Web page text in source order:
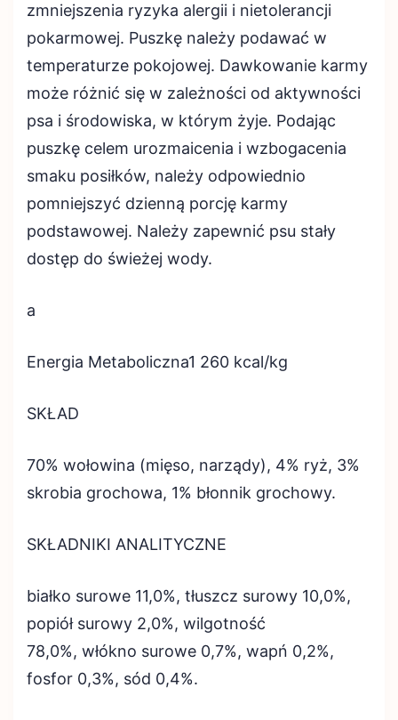
zmniejszenia ryzyka alergii i nietolerancji
pokarmowej. Puszkę należy podawać w
temperaturze pokojowej. Dawkowanie karmy
może różnić się w zależności od aktywności
psa i środowiska, w którym żyje. Podając
puszkę celem urozmaicenia i wzbogacenia
smaku posiłków, należy odpowiednio
pomniejszyć dzienną porcję karmy
podstawowej. Należy zapewnić psu stały
dostęp do świeżej wody.
a
Energia Metaboliczna1 260 kcal/kg
SKŁAD
70% wołowina (mięso, narządy), 4% ryż, 3%
skrobia grochowa, 1% błonnik grochowy.
SKŁADNIKI ANALITYCZNE
białko surowe 11,0%, tłuszcz surowy 10,0%,
popiół surowy 2,0%, wilgotność
78,0%, włókno surowe 0,7%, wapń 0,2%,
fosfor 0,3%, sód 0,4%.